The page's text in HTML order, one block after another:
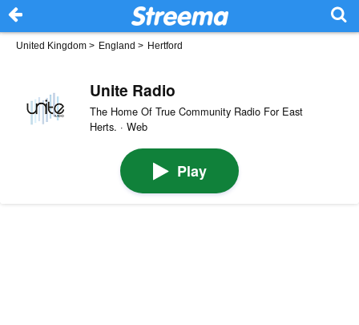
United Kingdom > England > Hertford
Unite Radio
The Home Of True Community Radio For East
Herts. · Web
Play